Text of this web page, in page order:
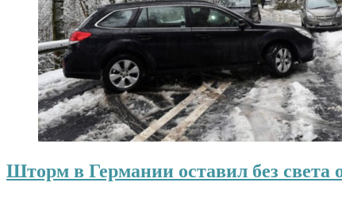
Шторм в Германии оставил без света